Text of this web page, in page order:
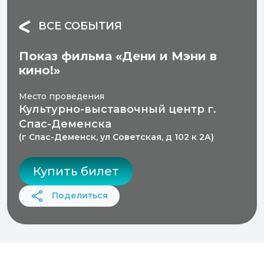
ВСЕ СОБЫТИЯ
Показ фильма «Дени и Мэни в
кино!»
Место проведения
Культурно-выставочный центр г.
Спас-Деменска
(г Спас-Деменск, ул Советская, д 102 к 2А)
Купить билет
Поделиться